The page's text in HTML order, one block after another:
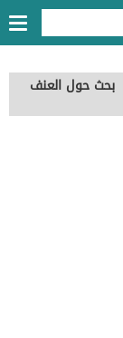
بحث حول العنف